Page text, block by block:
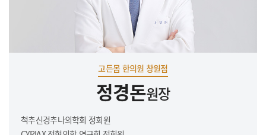
고든몸 한의원 창원점
정경돈원장
척추신경추나의학회 정회원